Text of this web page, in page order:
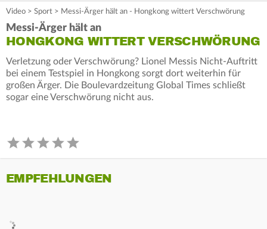
Video > Sport > Messi-Ärger hält an - Hongkong wittert Verschwörung
Messi-Ärger hält an
HONGKONG WITTERT VERSCHWÖRUNG
Verletzung oder Verschwörung? Lionel Messis Nicht-Auftritt
bei einem Testspiel in Hongkong sorgt dort weiterhin für
großen Ärger. Die Boulevardzeitung Global Times schließt
sogar eine Verschwörung nicht aus.
EMPFEHLUNGEN